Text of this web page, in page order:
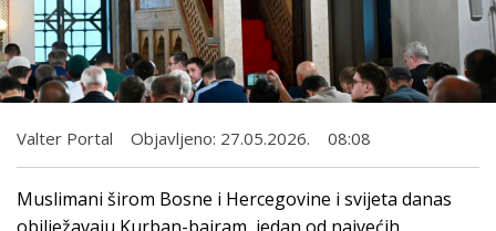
Valter Portal Objavljeno: 27.05.2026. 08:08
Muslimani širom Bosne i Hercegovine i svijeta danas